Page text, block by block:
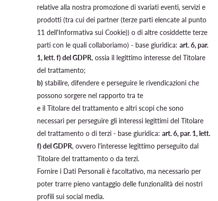
relative alla nostra promozione di svariati eventi, servizi e
prodotti (tra cui dei partner (terze parti elencate al punto
11 dell'Informativa sui Cookie)) o di altre cosiddette terze
parti con le quali collaboriamo) - base giuridica: art. 6, par.
1, lett. f) del GDPR, ossia il legittimo interesse del Titolare
del trattamento;
b) stabilire, difendere e perseguire le rivendicazioni che
possono sorgere nel rapporto tra te
e il Titolare del trattamento e altri scopi che sono
necessari per perseguire gli interessi legittimi del Titolare
del trattamento o di terzi - base giuridica: art. 6, par. 1, lett.
f) del GDPR, ovvero l'interesse legittimo perseguito dal
Titolare del trattamento o da terzi.
Fornire i Dati Personali è facoltativo, ma necessario per
poter trarre pieno vantaggio delle funzionalità dei nostri
profili sui social media.